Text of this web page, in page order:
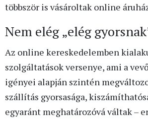
többször is vásároltak online
Nem elég „elég
Az online kereskedelemben
szolgáltatások versenye, ami a
igényei alapján szintén
szállítás gyorsasága,
egyaránt meghatározóvá váltak –